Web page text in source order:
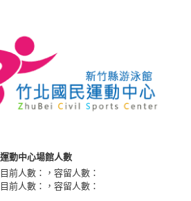
運動中心場館人數
前人數：
，容留人數：
前人數：
，容留人數：